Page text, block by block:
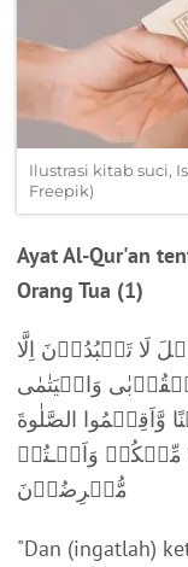
Ilustrasi kitab suci,
Freepik)
Ayat Al-Qur'an
Orang Tua (1)
لَا تَعۡبُدُوۡنَ اِلَّا
وَالۡيَتٰمٰى
الصَّلٰوةَ
مِّنۡکُمۡ وَاَنۡـتُمۡ
مُّعۡرِضُوۡنَ
"Dan (ingatlah)